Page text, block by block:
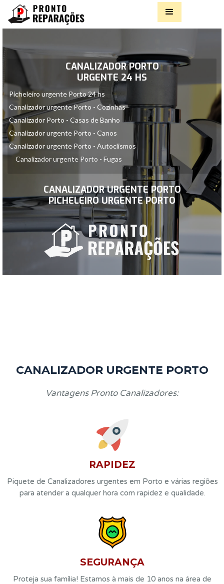
CANALIZADOR PORTO
URGENTE 24 HS
Picheleiro urgente Porto 24 hs
Canalizador urgente Porto - Cozinhas
Canalizador Porto - Casas de Banho
Canalizador urgente Porto - Canos
Canalizador urgente Porto - Autoclismos
Canalizador urgente Porto - Fugas
CANALIZADOR URGENTE PORTO
PICHELEIRO URGENTE PORTO
CANALIZADOR URGENTE PORTO
Vantagens Pronto Canalizadores:
RAPIDEZ
Piquete de Canalizadores urgentes em Porto e várias regiões
para atender a qualquer hora com rapidez e qualidade.
SEGURANÇA
Proteja sua família! Estamos à mais de 10 anos na área de